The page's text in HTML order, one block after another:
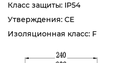
Класс защиты: IP54
Утверждения: CE
Изоляционная класс: F